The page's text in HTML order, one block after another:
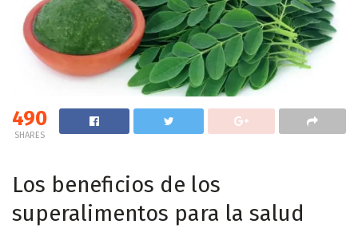
490
SHARES
Los beneficios de los
superalimentos para la salud